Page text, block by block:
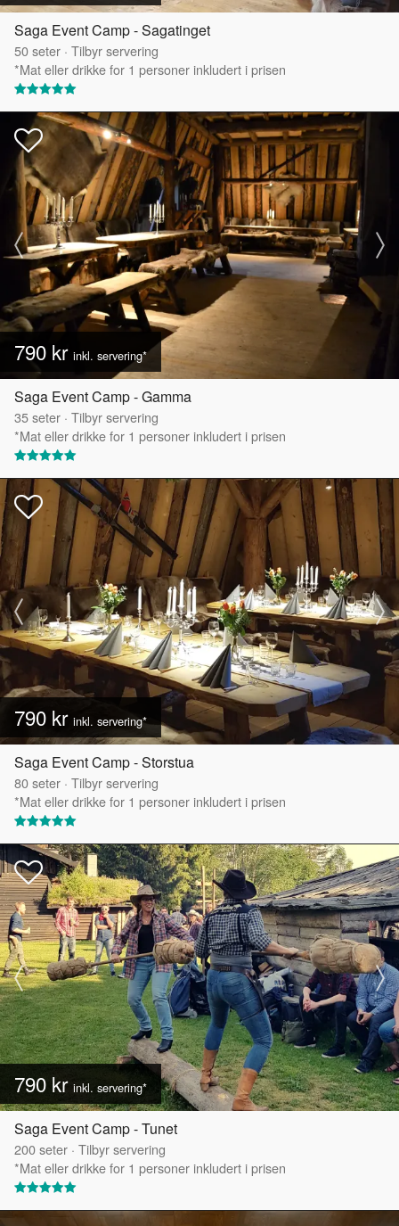
Saga Event Camp - Sagatinget
50seter · Tilbyr servering
*Mat eller drikke for 1 personer inkludert i prisen
790 kr inkl. servering*
Saga Event Camp - Gamma
35seter · Tilbyr servering
*Mat eller drikke for 1 personer inkludert i prisen
790 kr inkl. servering*
Saga Event Camp - Storstua
80seter · Tilbyr servering
*Mat eller drikke for 1 personer inkludert i prisen
790 kr inkl. servering*
Saga Event Camp - Tunet
200seter · Tilbyr servering
*Mat eller drikke for 1 personer inkludert i prisen